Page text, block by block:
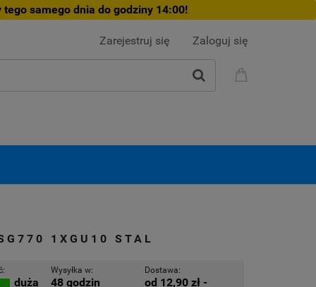
samego dnia do godziny 14:00!
Zarejestruj się Zaloguj się
1XGU10 STAL
duża
Wysyłka w:
48 godzin
Dostawa:
od 12,90 zł -